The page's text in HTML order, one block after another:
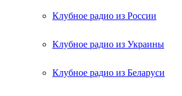
Клубное радио из России
Клубное радио из Украины
Клубное радио из Беларуси